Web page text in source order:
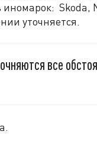
иномарок: Skoda,
уточняется.
все